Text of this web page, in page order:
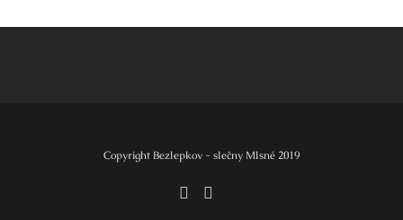
Copyright Bezlepkov - slečny Mlsné 2019